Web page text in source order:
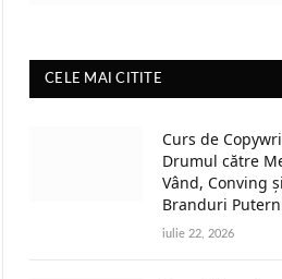
CELE MAI CITITE
Curs de
Drumul către
Vând, Conving
Branduri
iulie 22, 2026